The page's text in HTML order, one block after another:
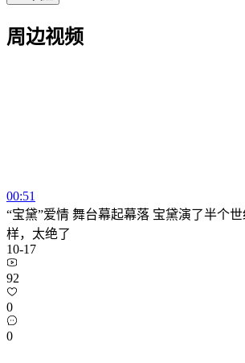
周边视频
00:51
“宝黛”爱情 舞台幕起幕落 宝黛演了半个
样，太绝了
10-17
92
0
0